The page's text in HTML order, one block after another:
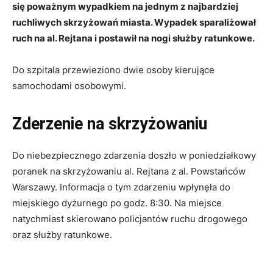
się poważnym wypadkiem na jednym z najbardziej
ruchliwych skrzyżowań miasta. Wypadek sparaliżował
ruch na al. Rejtana i postawił na nogi służby ratunkowe.
Do szpitala przewieziono dwie osoby kierujące
samochodami osobowymi.
Zderzenie na skrzyżowaniu
Do niebezpiecznego zdarzenia doszło w poniedziałkowy
poranek na skrzyżowaniu al. Rejtana z al. Powstańców
Warszawy. Informacja o tym zdarzeniu wpłynęła do
miejskiego dyżurnego po godz. 8:30. Na miejsce
natychmiast skierowano policjantów ruchu drogowego
oraz służby ratunkowe.